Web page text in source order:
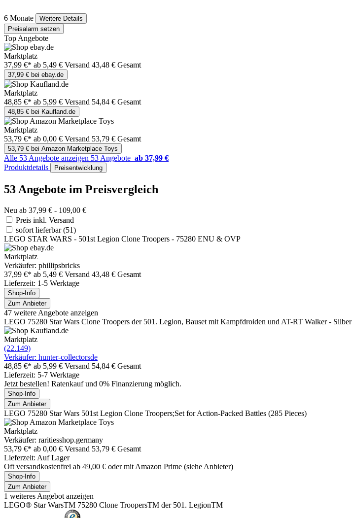
6 Monate
Weitere Details
Preisalarm setzen
Top Angebote
Marktplatz
37,99 €* ab 5,49 € Versand 43,48 € Gesamt
37,99 € bei ebay.de
Marktplatz
48,85 €* ab 5,99 € Versand 54,84 € Gesamt
48,85 € bei Kaufland.de
Marktplatz
53,79 €* ab 0,00 € Versand 53,79 € Gesamt
53,79 € bei Amazon Marketplace Toys
Alle 53 Angebote anzeigen 53 Angebote ab 37,99 €
Produktdetails
Preisentwicklung
53 Angebote im Preisvergleich
Neu ab 37,99 € - 109,00 €
Preis inkl. Versand
sofort lieferbar(51)
LEGO STAR WARS - 501st Legion Clone Troopers - 75280 ENU & OVP
Marktplatz
Verkäufer: phillipsbricks
37,99 €* ab 5,49 € Versand 43,48 € Gesamt
Lieferzeit: 1-5 Werktage
Shop-Info
Zum Anbieter
47 weitere Angebote anzeigen
LEGO 75280 Star Wars Clone Troopers der 501. Legion, Bauset mit Kampfdroiden und AT-RT Walker - Silber
Marktplatz
(22.149)
Verkäufer: hunter-collectorsde
48,85 €* ab 5,99 € Versand 54,84 € Gesamt
Lieferzeit: 5-7 Werktage
Jetzt bestellen! Ratenkauf und 0% Finanzierung möglich.
Shop-Info
Zum Anbieter
LEGO 75280 Star Wars 501st Legion Clone Troopers;Set for Action-Packed Battles (285 Pieces)
Marktplatz
Verkäufer: raritiesshop.germany
53,79 €* ab 0,00 € Versand 53,79 € Gesamt
Lieferzeit: Auf Lager
Oft versandkostenfrei ab 49,00 € oder mit Amazon Prime (siehe Anbieter)
Shop-Info
Zum Anbieter
1 weiteres Angebot anzeigen
LEGO® Star WarsTM 75280 Clone TroopersTM der 501. LegionTM